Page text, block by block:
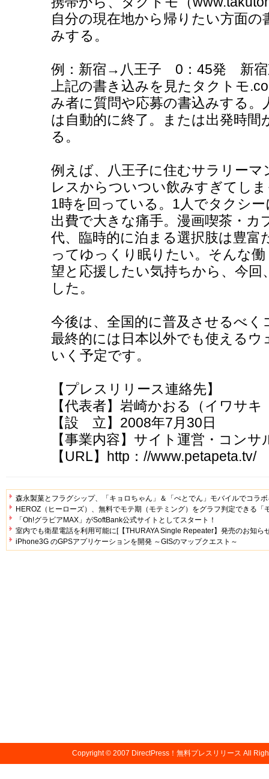
自分の現在地から帰りたい方面
みする。
例：新宿→八王子 0：45発 新宿
上記の書き込みを見たタクトモ
み者に質問や応募の書込みする
は自動的に終了。または出発時間
る。
例えば、八王子に住むサラリー
レスからついつい飲みすぎてし
1時を回っている。1人でタクシ
出費で大きな痛手。漫画喫茶・
代、臨時的に泊まる選択肢は豊富
ってゆっくり眠りたい。そんな
望と応援したい気持ちから、今
した。
今後は、全国的に普及させるべ
最終的には日本以外でも使える
いく予定です。
【プレスリリース連絡先】
【代表者】岩崎かおる（イワサ
【設 立】2008年7月30日
【事業内容】サイト運営・コン
【URL】http：//www.petapeta.tv/
森永製菓とフラグシップ、「キョロちゃん」＆「ぺとでん」モバイルでコラ
HEROZ（ヒーローズ）、無料でモテ期（モテミング）をグラフ判定できる「
「Oh!グラビアMAX」がSoftBank公式サイトとしてスタート！
室内でも衛星電話を利用可能に[【THURAYA Single Repeater】発売のお知ら
iPhone3G のGPSアプリケーションを開発 ～GISのマップクエスト～
Copyright © 2007 DirectPress！無料プレスリリース All